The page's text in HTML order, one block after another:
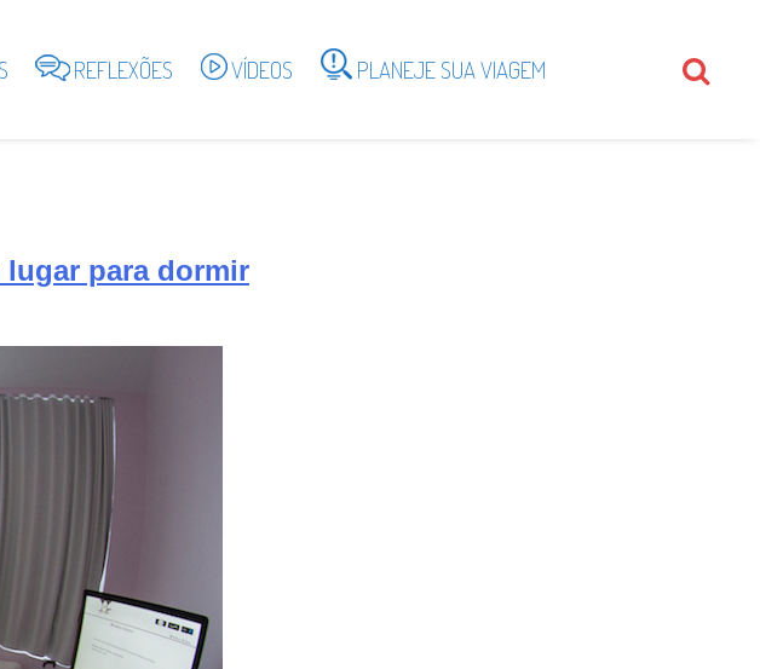
REFLEXÕES VÍDEOS PLANEJE SUA VIAGEM
lugar para dormir